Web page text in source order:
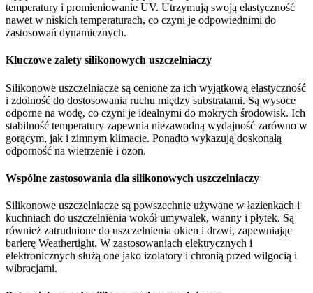
temperatury i promieniowanie UV. Utrzymują swoją elastyczność
nawet w niskich temperaturach, co czyni je odpowiednimi do
zastosowań dynamicznych.
Kluczowe zalety silikonowych uszczelniaczy
Silikonowe uszczelniacze są cenione za ich wyjątkową elastyczność
i zdolność do dostosowania ruchu między substratami. Są wysoce
odporne na wodę, co czyni je idealnymi do mokrych środowisk. Ich
stabilność temperatury zapewnia niezawodną wydajność zarówno w
gorącym, jak i zimnym klimacie. Ponadto wykazują doskonałą
odporność na wietrzenie i ozon.
Wspólne zastosowania dla silikonowych uszczelniaczy
Silikonowe uszczelniacze są powszechnie używane w łazienkach i
kuchniach do uszczelnienia wokół umywalek, wanny i płytek. Są
również zatrudnione do uszczelnienia okien i drzwi, zapewniając
barierę Weathertight. W zastosowaniach elektrycznych i
elektronicznych służą one jako izolatory i chronią przed wilgocią i
wibracjami.